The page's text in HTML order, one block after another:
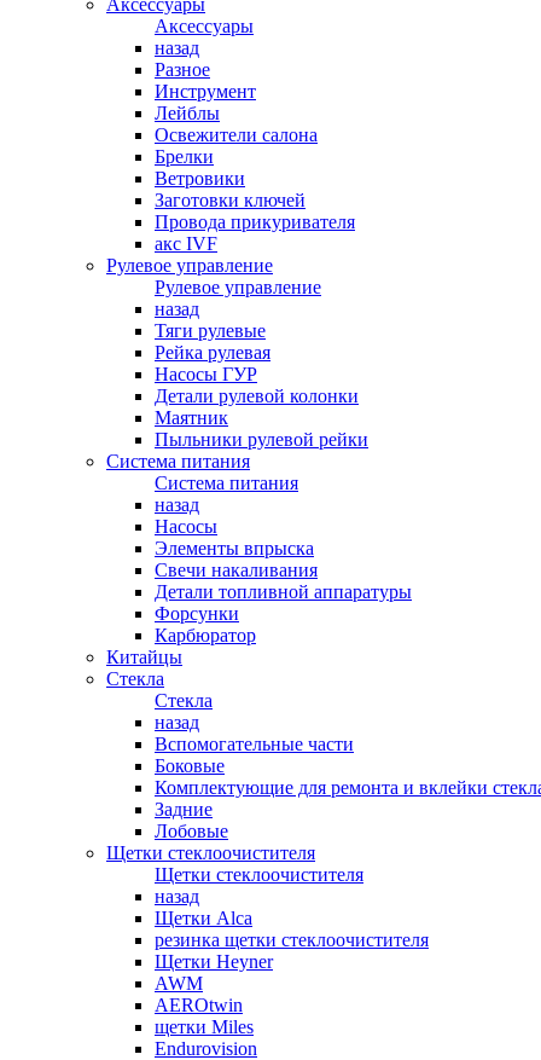
Аксессуары
Аксессуары
назад
Разное
Инструмент
Лейблы
Освежители салона
Брелки
Ветровики
Заготовки ключей
Провода прикуривателя
акс IVF
Рулевое управление
Рулевое управление
назад
Тяги рулевые
Рейка рулевая
Насосы ГУР
Детали рулевой колонки
Маятник
Пыльники рулевой рейки
Система питания
Система питания
назад
Насосы
Элементы впрыска
Свечи накаливания
Детали топливной аппаратуры
Форсунки
Карбюратор
Китайцы
Стекла
Стекла
назад
Вспомогательные части
Боковые
Комплектующие для ремонта и вклейки
Задние
Лобовые
Щетки стеклоочистителя
Щетки стеклоочистителя
назад
Щетки Alca
резинка щетки стеклоочистителя
Щетки Heyner
AWM
AEROtwin
щетки Miles
Endurovision